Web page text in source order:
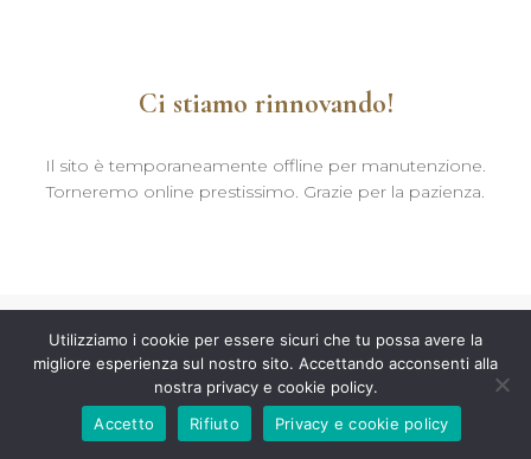
Ci stiamo rinnovando!
Il sito è temporaneamente offline per manutenzione.
Torneremo online prestissimo. Grazie per la pazienza.
Utilizziamo i cookie per essere sicuri che tu possa avere la
migliore esperienza sul nostro sito. Accettando acconsenti alla
nostra privacy e cookie policy.
Accetto
Rifiuto Privacy e cookie policy